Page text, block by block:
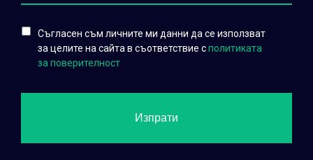
Съгласен съм личните ми данни да се използват
за целите на сайта в съответствие сполитиката
за поверителност